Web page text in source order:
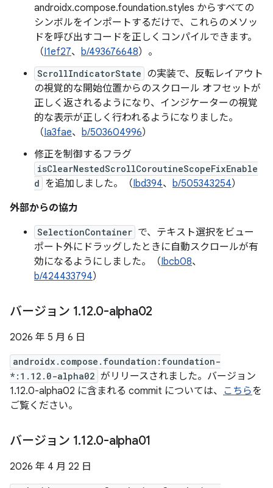
androidx.compose.foundation.styles からすべての
シンボルをインポートするだけで、これらのメソッ
ドを呼び出すコードを正しくコンパイルできます。
（I1ef27、 b/493676648）。
ScrollIndicatorState の実装で、反転レイアウト
の視覚的な開始位置からのスクロール オフセットが
正しく返されるようになり、インジケーターの視覚
的な表示が正しく行われるようになりました。
（Ia3fae、 b/503604996）
修正を制御するフラグ
isClearNestedScrollCoroutineScopeFixEnable
d を追加しました。（Ibd394、 b/505343254）
外部からの協力
SelectionContainer で、テキスト選択をビュー
ポート外にドラッグしたときに自動スクロールが有
効になるようにしました。（Ibcb08、
b/424433794）
バージョン 1.12.0-alpha02
2026 年 5 月 6 日
androidx.compose.foundation:foundation-
*:1.12.0-alpha02 がリリースされました。バージョン
1.12.0-alpha02 に含まれる commit については、 こちらを
ご覧ください。
バージョン 1.12.0-alpha01
2026 年 4 月 22 日